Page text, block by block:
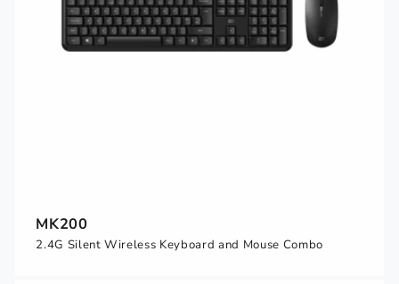
MK200
2.4G Silent Wireless Keyboard and Mouse Combo